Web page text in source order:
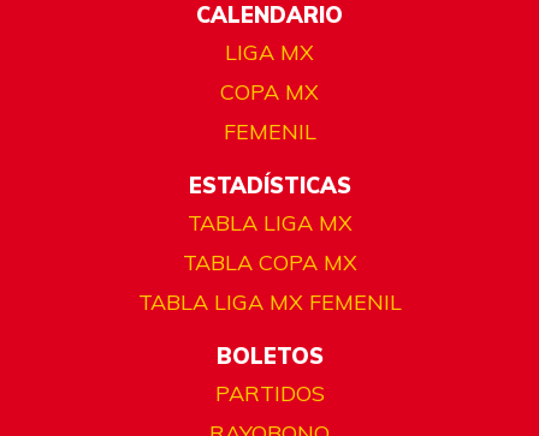
CALENDARIO
LIGA MX
COPA MX
FEMENIL
ESTADÍSTICAS
TABLA LIGA MX
TABLA COPA MX
TABLA LIGA MX FEMENIL
BOLETOS
PARTIDOS